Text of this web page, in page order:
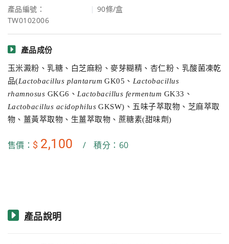
產品編號：
TW0102006
90條/盒
產品成份
玉米澱粉、乳糖、白芝麻粉、麥芽糊精、杏仁粉、乳酸菌凍乾
品(Lactobacillus plantarum GK05、 Lactobacillus
rhamnosus GKG6、 Lactobacillus fermentum GK33、
Lactobacillus acidophilus GKSW)、五味子萃取物、芝麻萃取
物、薑黃萃取物、生薑萃取物、蔗糖素(甜味劑)
售價： $ 2,100 / 積分：60
產品說明